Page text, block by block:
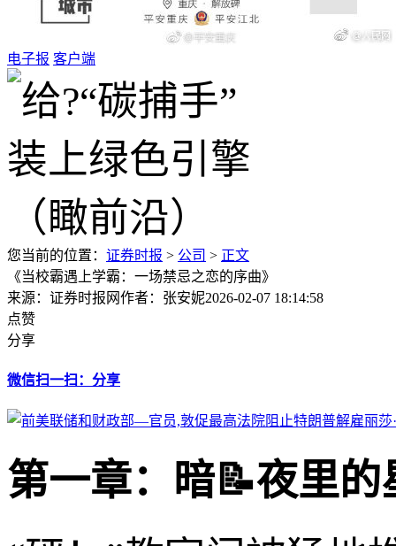
电子报 客户端
您当前的位置： 证券时报 > 公司 > 正文
《当校霸遇上学霸：一场禁忌之恋的序曲》
来源：证券时报网作者：张安妮2026-02-07 18:14:58
点赞
分享
微信扫一扫：分享
第一章：暗📝夜里